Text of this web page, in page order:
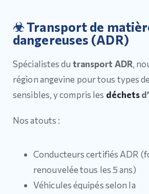
☣ Transport de
dangereuses (ADR)
Spécialistes du transport ADR,
région angevine pour tous types
sensibles, y compris les déchets
Nos atouts :
Conducteurs certifiés ADR
renouvelée tous les 5 ans)
Véhicules équipés selon la